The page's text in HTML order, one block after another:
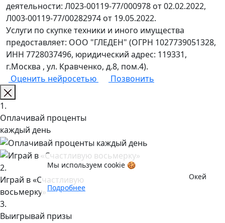
деятельности: Л023-00119-77/000978 от 02.02.2022,
Л003-00119-77/00282974 от 19.05.2022.
Услуги по скупке техники и иного имущества
предоставляет: ООО "ГЛЕДЕН" (ОГРН 1027739051328,
ИНН 7728037496, юридический адрес: 119331,
г.Москва , ул. Кравченко, д.8, пом.4).
Оценить нейросетью
Позвонить
Мы используем cookie 🍪
Подробнее
Окей
1.
Оплачивай проценты
каждый день
2.
Играй в «Счастливую
восьмерку»
3.
Выигрывай призы